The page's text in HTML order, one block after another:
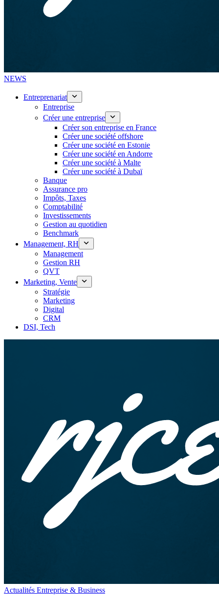
NEWS
Entreprenariat
Entreprise
Créer une entreprise
Créer son entreprise en France
Créer une société offshore
Créer une société en Estonie
Créer une société en Andorre
Créer une société à Malte
Créer une société à Dubaï
Banque
Assurance pro
Impôts, Taxes
Comptabilité
Investissements
Gestion au quotidien
Benchmark
Management, RH
Management
Gestion RH
QVT
Marketing, Vente
Stratégie
Marketing
Digital
CRM
DSI, Tech
Actualités Entreprise & Business